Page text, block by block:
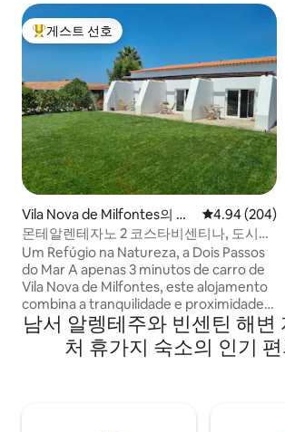
상위 게스트 선호
게스트 선호
Vila Nova de Milfontes의 초
소형 주택
평점 4.94점
4.94 (204)
몬테알렌테자노 2 코스타비센티나, 도시에
서 3분 거리
Um Refúgio na Natureza, a Dois Passos
do Mar A apenas 3 minutos de carro de
Vila Nova de Milfontes, este alojamento
combina a tranquilidade e proximidade
às melhores praias da Costa Alentejana.
Rodeado pela natureza e pelo Trilho dos
Pescadores, oferece noites sob um céu
남서 알렝테주와 빈센틴 해변
처 휴가지 숙소의 인기